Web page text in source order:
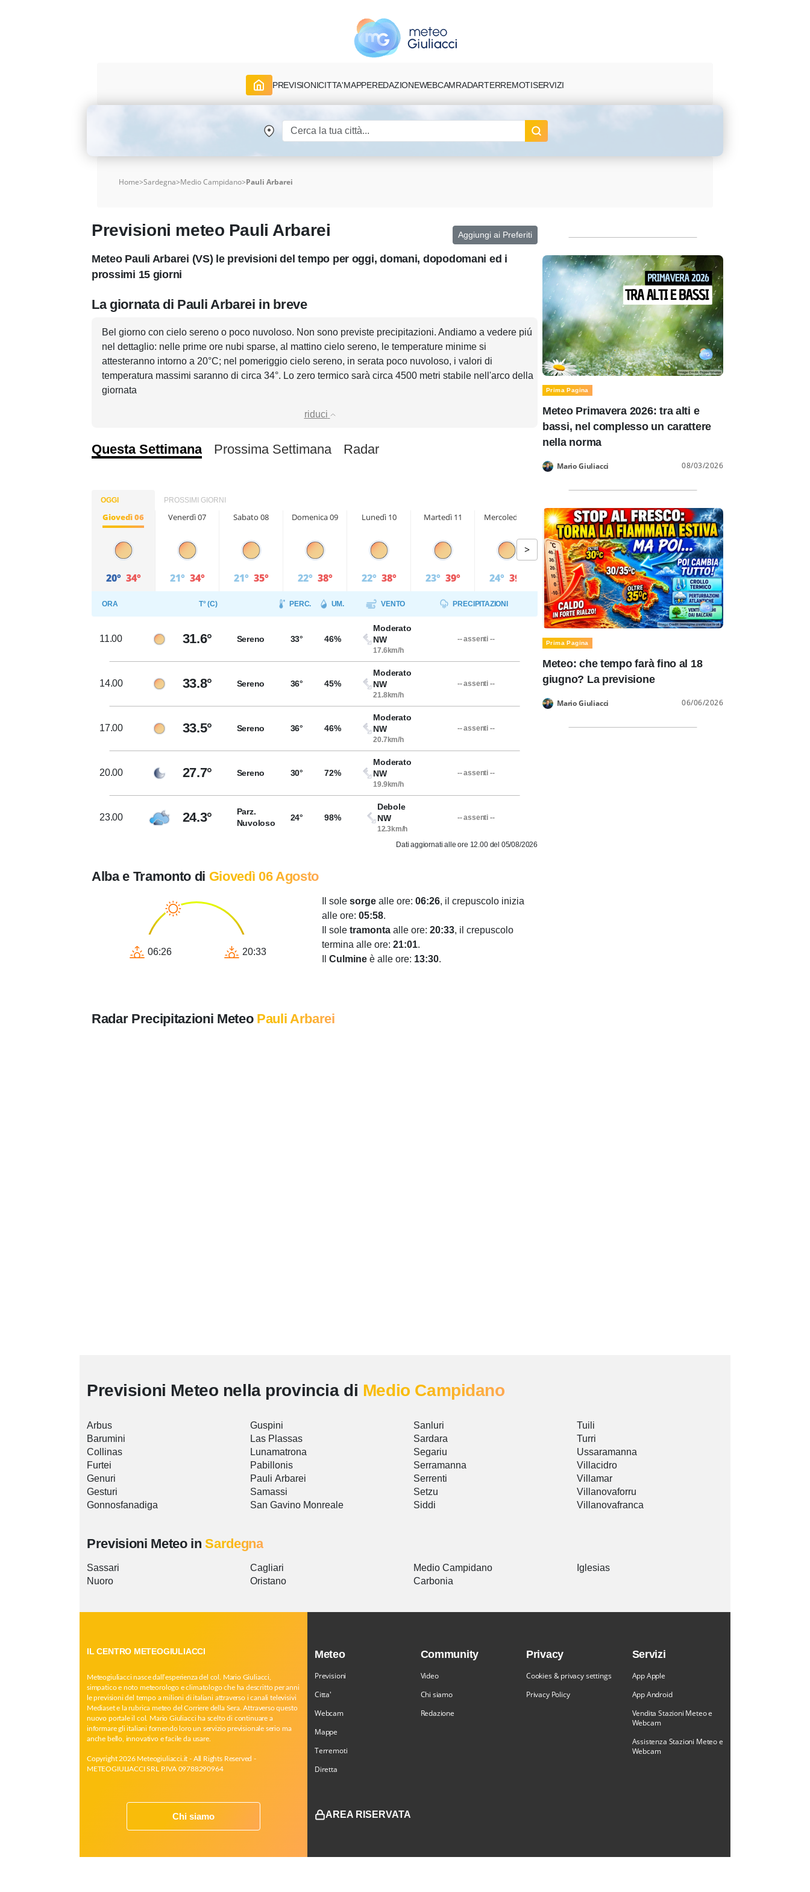
PREVISIONICITTA'MAPPEREDAZIONEWEBCAMRADARTERREMOTISERVIZI
Home>Sardegna>Medio Campidano>Pauli Arbarei
Previsioni meteo Pauli Arbarei Aggiungi ai Preferiti
Meteo Pauli Arbarei (VS) le previsioni del tempo per oggi, domani, dopodomani ed i
prossimi 15 giorni
La giornata di Pauli Arbarei in breve
Bel giorno con cielo sereno o poco nuvoloso. Non sono previste precipitazioni. Andiamo a vedere piú
nel dettaglio: nelle prime ore nubi sparse, al mattino cielo sereno, le temperature minime si
attesteranno intorno a 20°C; nel pomeriggio cielo sereno, in serata poco nuvoloso, i valori di
temperatura massimi saranno di circa 34°. Lo zero termico sarà circa 4500 metri stabile nell'arco della
giornata
riduci
Questa Settimana Prossima Settimana Radar
OGGI PROSSIMI GIORNI
Giovedì 06
20° 34°
Venerdì 07
21° 34°
Sabato 08
21° 35°
Domenica 09
22° 38°
Lunedì 10
22° 38°
Martedì 11
23° 39°
Mercoledì 12
24° 39°
>
ORA T° (C) PERC. UM. VENTO PRECIPITAZIONI
11.00 31.6° Sereno 33° 46%
Moderato
NW
17.6km/h
-- assenti --
14.00 33.8° Sereno 36° 45%
Moderato
NW
21.8km/h
-- assenti --
17.00 33.5° Sereno 36° 46%
Moderato
NW
20.7km/h
-- assenti --
20.00 27.7° Sereno 30° 72%
Moderato
NW
19.9km/h
-- assenti --
23.00 24.3°
Parz.
Nuvoloso
24° 98%
Debole
NW
12.3km/h
-- assenti --
Dati aggiornati alle ore 12.00 del 05/08/2026
Alba e Tramonto di Giovedì 06 Agosto
06:26 20:33
Il sole sorge alle ore: 06:26, il crepuscolo inizia
alle ore: 05:58.
Il sole tramonta alle ore: 20:33, il crepuscolo
termina alle ore: 21:01.
Culmine è alle ore: 13:30.
Radar Precipitazioni Meteo Pauli Arbarei
Prima Pagina
Meteo Primavera 2026: tra alti e
bassi, nel complesso un carattere
nella norma
Mario Giuliacci 08/03/2026
Prima Pagina
Meteo: che tempo farà fino al 18
giugno? La previsione
Mario Giuliacci 06/06/2026
Previsioni Meteo nella provincia di Medio Campidano
Arbus
Barumini
Collinas
Furtei
Genuri
Gesturi
Gonnosfanadiga
Guspini
Las Plassas
Lunamatrona
Pabillonis
Pauli Arbarei
Samassi
San Gavino Monreale
Sanluri
Sardara
Segariu
Serramanna
Serrenti
Setzu
Siddi
Tuili
Turri
Ussaramanna
Villacidro
Villamar
Villanovaforru
Villanovafranca
Previsioni Meteo inSardegna
Sassari
Nuoro
Cagliari
Oristano
Medio Campidano
Carbonia
Iglesias
IL CENTRO METEOGIULIACCI
Meteogiuliacci nasce dall’esperienza del col. Mario Giuliacci,
simpatico e noto meteorologo e climatologo che ha descritto per anni
le previsioni del tempo a milioni di italiani attraverso i canali televisivi
Mediaset e la rubrica meteo del Corriere della Sera. Attraverso questo
nuovo portale il col. Mario Giuliacci ha scelto di continuare a
informare gli italiani fornendo loro un servizio previsionale serio ma
anche bello, innovativo e facile da usare.
Copyright 2026 Meteogiuliacci.it - All Rights Reserved -
METEOGIULIACCI SRL P.IVA 09788290964
Chi siamo
Meteo
Previsioni
Citta'
Webcam
Mappe
Terremoti
Diretta
Community
Video
Chi siamo
Redazione
Privacy
Cookies & privacy settings
Privacy Policy
Servizi
App Apple
App Android
Vendita Stazioni Meteo e
Webcam
Assistenza Stazioni Meteo e
Webcam
AREA RISERVATA